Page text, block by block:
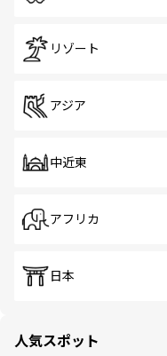
リゾート
アジア
中近東
アフリカ
日本
人気スポット